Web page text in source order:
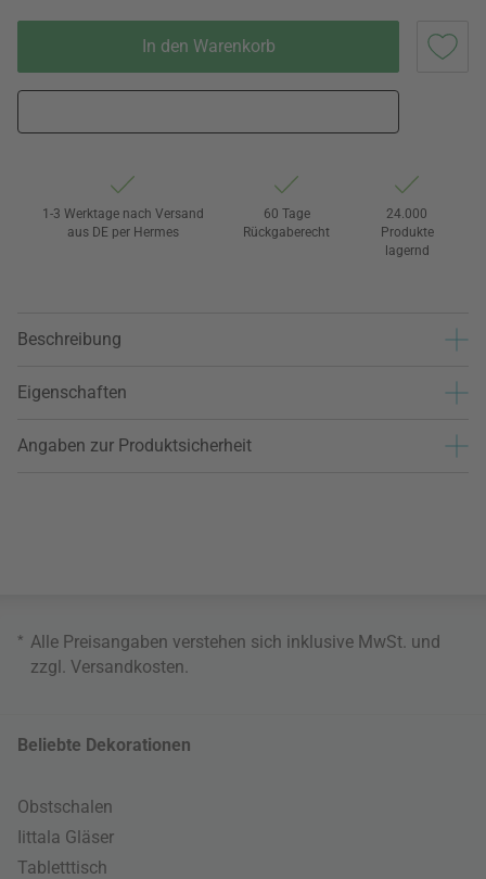
In den Warenkorb
1-3 Werktage nach Versand
aus DE per Hermes
60 Tage
Rückgaberecht
24.000
Produkte
lagernd
Beschreibung
Eigenschaften
Angaben zur Produktsicherheit
* Alle Preisangaben verstehen sich inklusive MwSt. und
zzgl. Versandkosten.
Beliebte Dekorationen
Obstschalen
Iittala Gläser
Tabletttisch